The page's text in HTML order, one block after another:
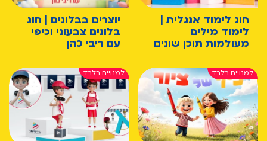
חוג לימוד אנגלית |
לימוד מילים
מעולמות תוכן שונים
יוצרים בבלונים | חוג
בלונים צבעוני וכיפי
עם ריבי כהן